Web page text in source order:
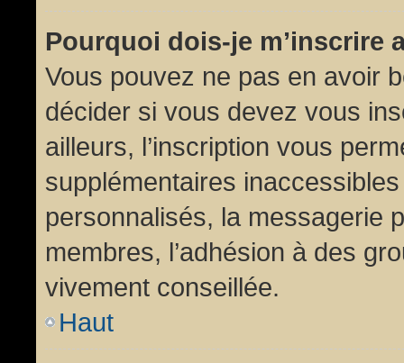
Pourquoi dois-je m’inscrire
Vous pouvez ne pas en avoir
décider si vous devez vous
ailleurs, l’inscription vous
supplémentaires
personnalisés, la messagerie
membres, l’adhésion à des
vivement conseillée.
Haut